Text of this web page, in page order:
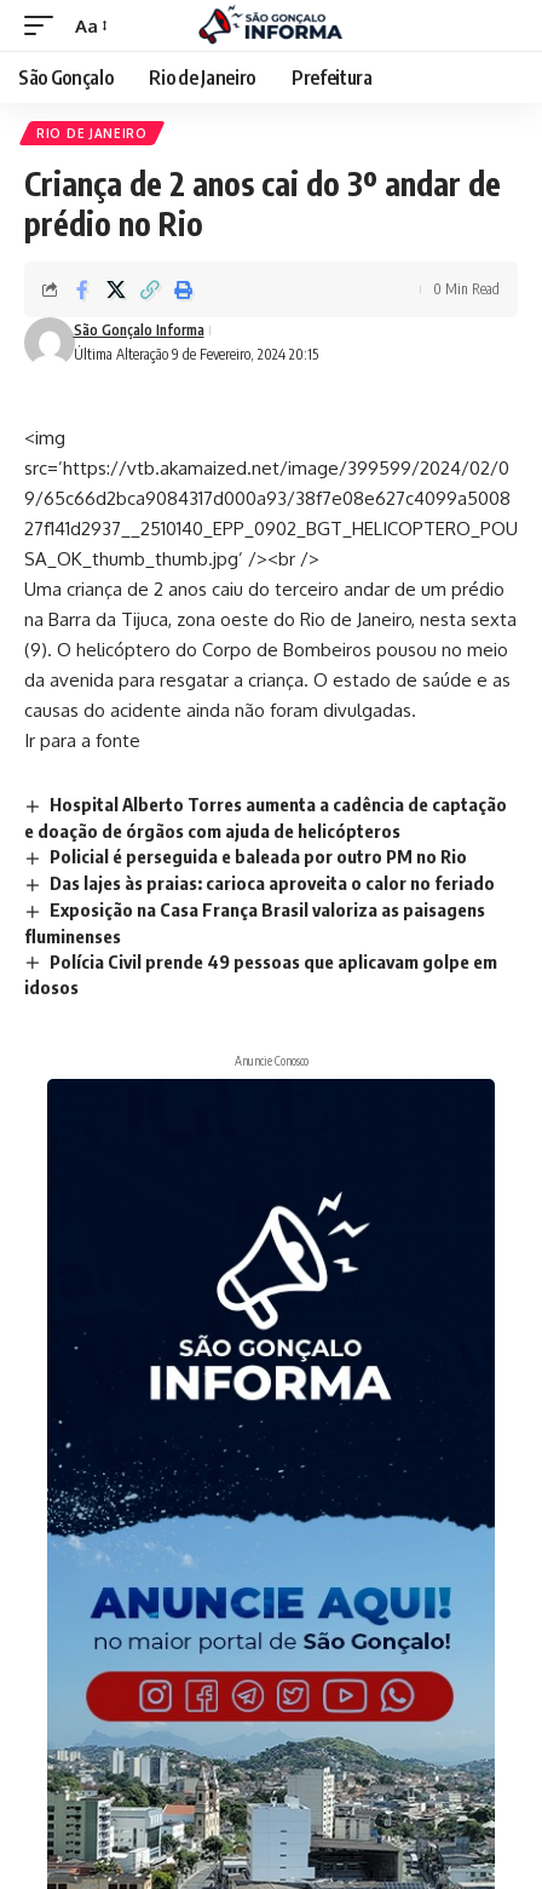
Aa
São Gonçalo Rio de Janeiro Prefeitura
RIO DE JANEIRO
Criança de 2 anos cai do 3º andar de
prédio no Rio
Última Alteração 9 de Fevereiro, 2024 20:15
São Gonçalo Informa
0 Min Read
<img
src=’https://vtb.akamaized.net/image/399599/2024/02/0
9/65c66d2bca9084317d000a93/38f7e08e627c4099a5008
27f141d2937__2510140_EPP_0902_BGT_HELICOPTERO_POU
SA_OK_thumb_thumb.jpg’ /><br />
Uma criança de 2 anos caiu do terceiro andar de um prédio
na Barra da Tijuca, zona oeste do Rio de Janeiro, nesta sexta
(9). O helicóptero do Corpo de Bombeiros pousou no meio
da avenida para resgatar a criança. O estado de saúde e as
causas do acidente ainda não foram divulgadas.
Ir para a fonte
Hospital Alberto Torres aumenta a cadência de captação
e doação de órgãos com ajuda de helicópteros
Policial é perseguida e baleada por outro PM no Rio
Das lajes às praias: carioca aproveita o calor no feriado
Exposição na Casa França Brasil valoriza as paisagens
fluminenses
Polícia Civil prende 49 pessoas que aplicavam golpe em
idosos
Anuncie Conosco